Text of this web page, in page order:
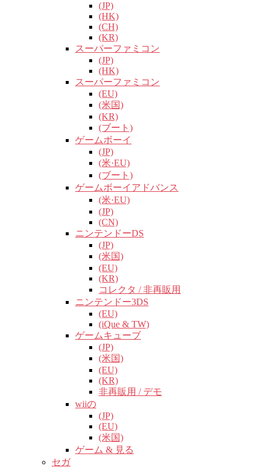
(JP)
(HK)
(CH)
(KR)
スーパーファミコン
(JP)
(HK)
スーパーファミコン
(EU)
(米国)
(KR)
(ブート)
ゲームボーイ
(JP)
(米·EU)
(ブート)
ゲームボーイアドバンス
(米·EU)
(JP)
(CN)
ニンテンドーDS
(JP)
(米国)
(EU)
(KR)
コレクタ / 非再販用
ニンテンドー3DS
(EU)
(iQue & TW)
ゲームキューブ
(JP)
(米国)
(EU)
(KR)
非再販用 / デモ
wiiの
(JP)
(EU)
(米国)
ゲーム & 見る
セガ